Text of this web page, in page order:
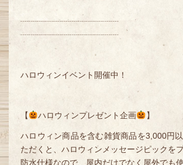
┈┈┈┈┈┈┈┈┈┈┈┈
┈┈┈┈┈┈┈┈┈┈┈┈
ハロウィンイベント開催中！
【 ハロウィンプレゼント企画 】
ハロウィン商品を含む雑貨商品を3,000円
ただくと、ハロウィンメッセージピックを
防水仕様なので、屋内だけでなく屋外でも